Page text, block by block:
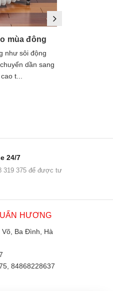
mùa đông
như sôi động
dần sang
t...
24/7
319 375 để được tư
HƯƠNG
Ba Đình, Hà
84868228637